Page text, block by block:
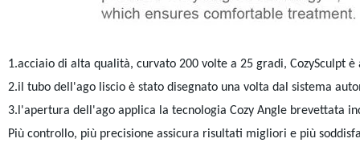
1.acciaio di alta qualità, curvato 200 volte a 25 gradi, CozySculpt
2.il tubo dell'ago liscio è stato disegnato una volta dal sistema
3.l'apertura dell'ago applica la tecnologia Cozy Angle brevettata
Più controllo, più precisione assicura risultati migliori e più